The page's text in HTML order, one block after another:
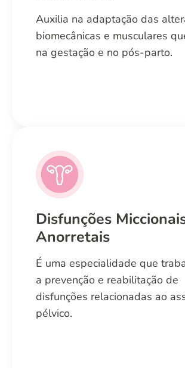
Auxilia na adaptação das
biomecânicas e musculares
na gestação e no pós-parto.
Auxilia na adaptação das
biomecânicas e musculares
na gestação e no pós-parto.
Disfunções
Anorretais
É uma especialidade que
a prevenção e reabilitação de
disfunções relacionadas ao
pélvico.
Disfunções
Anorretais
É uma especialidade que
a prevenção e reabilitação de
disfunções relacionadas ao
pélvico.